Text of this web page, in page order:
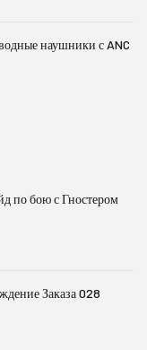
наушники с ANC
по бою с Гностером
Заказа 028